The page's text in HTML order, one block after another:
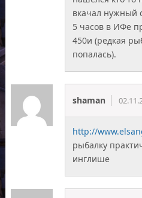
вкачал нужный
5 часов в ИФе
450и (редкая
попалась).
shaman
http://
рыбалку
инглише